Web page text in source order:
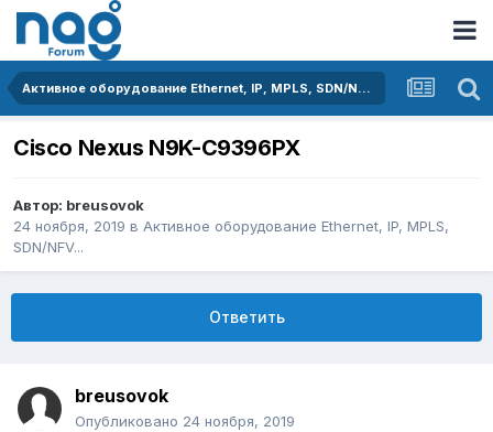
Активное оборудование Ethernet, IP, MPLS, SDN/NFV...
Cisco Nexus N9K-C9396PX
Автор: breusovok
24 ноября, 2019 в Активное оборудование Ethernet, IP, MPLS,
SDN/NFV...
Ответить
breusovok
Опубликовано 24 ноября, 2019